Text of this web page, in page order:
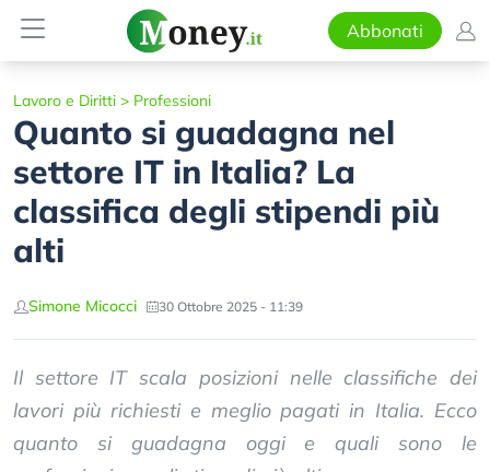
Abbonati
Lavoro e Diritti > Professioni
Quanto si guadagna nel
settore IT in Italia? La
classifica degli stipendi più
alti
Simone Micocci 30 Ottobre 2025 - 11:39
Il settore IT scala posizioni nelle classifiche dei
lavori più richiesti e meglio pagati in Italia. Ecco
quanto si guadagna oggi e quali sono le